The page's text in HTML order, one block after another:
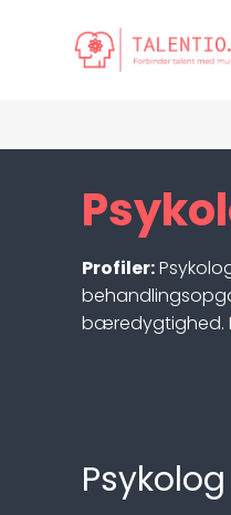
Profiler:
bæredygtighed.